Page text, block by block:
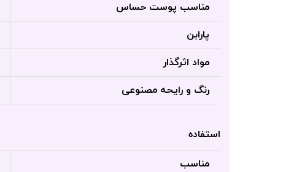
مناسب پوست حساس
پارابن
مواد اثرگذار
رنگ و رایحه مصنوعی
استفاده
مناسب